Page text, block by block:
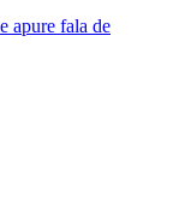
apure fala de